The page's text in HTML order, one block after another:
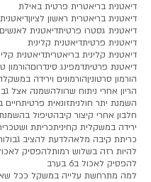
דיאטנית בריאטרית פרטית באילת
דיאטנית בריאטרית ראשון לציון
דיאטנית גסטרו פרטיתדיאטנית
דיאטנית פרטיתדיאטנית קלינית
דיאטנית קלינית בריאטריתדיאטנית
דיאטנת פרטיתדמפינג סינדרוםהורמון
הורמון סרטוניןהורמונים וירידה במשקל
הריון אחרי ניתוח שרוולהשמנה אצל
השמנת יתר חולניתזונאית פרטיתחיים
חלבון אחרי קיצור קיבהטיפול
ירידה במשקלית קחיניתכריתת ושט
כריתת קיבה מלאהלדעת להציב
להיות רזה בשלוש רמותלהפסיק לאכול
להפסיק לאכול ב6 בערב
למה מתרחשת עלייה במשקל ככל